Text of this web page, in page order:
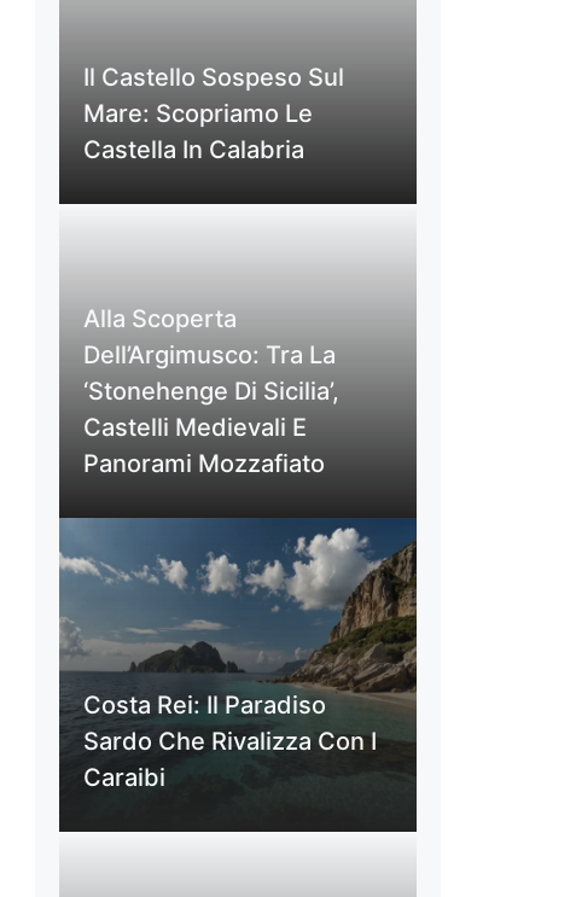
Il Castello Sospeso Sul
Mare: Scopriamo Le
Castella In Calabria
Alla Scoperta
Dell’Argimusco: Tra La
‘Stonehenge Di Sicilia’,
Castelli Medievali E
Panorami Mozzafiato
Costa Rei: Il Paradiso
Sardo Che Rivalizza Con I
Caraibi